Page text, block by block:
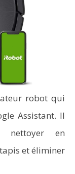
robot qui
Assistant. Il
nettoyer en
et éliminer